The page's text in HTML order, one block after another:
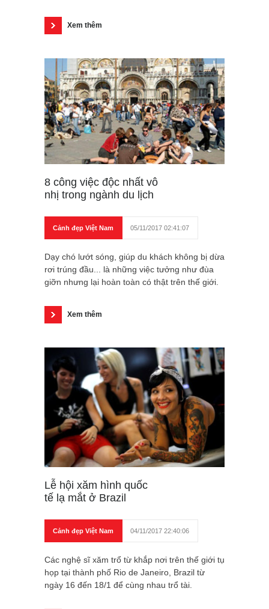
Xem thêm
8 công việc độc nhất vô
nhị trong ngành du lịch
Cảnh đẹp Việt Nam 05/11/2017 02:41:07
Dạy chó lướt sóng, giúp du khách không bị dừa
rơi trúng đầu... là những việc tưởng như đùa
giỡn nhưng lại hoàn toàn có thật trên thế giới.
Xem thêm
Lễ hội xăm hình quốc
tế lạ mắt ở Brazil
Cảnh đẹp Việt Nam 04/11/2017 22:40:06
Các nghệ sĩ xăm trổ từ khắp nơi trên thế giới tụ
họp tại thành phố Rio de Janeiro, Brazil từ
ngày 16 đến 18/1 để cùng nhau trổ tài.